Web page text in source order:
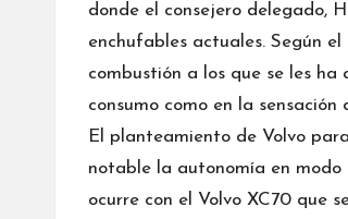
donde el consejero delegado,
enchufables actuales. Según
combustión a los que se les
consumo como en la sensación
El planteamiento de Volvo
notable la autonomía en modo
ocurre con el Volvo XC70 que